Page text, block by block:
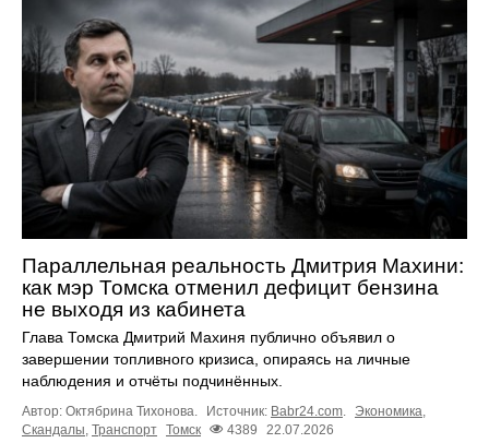
Параллельная реальность Дмитрия Махини:
как мэр Томска отменил дефицит бензина
не выходя из кабинета
Глава Томска Дмитрий Махиня публично объявил о
завершении топливного кризиса, опираясь на личные
наблюдения и отчёты подчинённых.
Автор: Октябрина Тихонова. Источник: Babr24.com Экономика
Скандалы, Транспорт Томск 4389 22.07.2026